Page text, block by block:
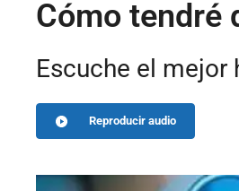
Cómo tendré
Escuche el
Reproducir audio